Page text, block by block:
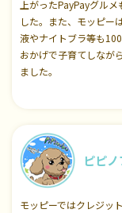
上がったPayPayグル
した。また、モッピー
液やナイトブラ等も
おかげで子育てしなが
ました。
ピピ
モッピーではクレジッ